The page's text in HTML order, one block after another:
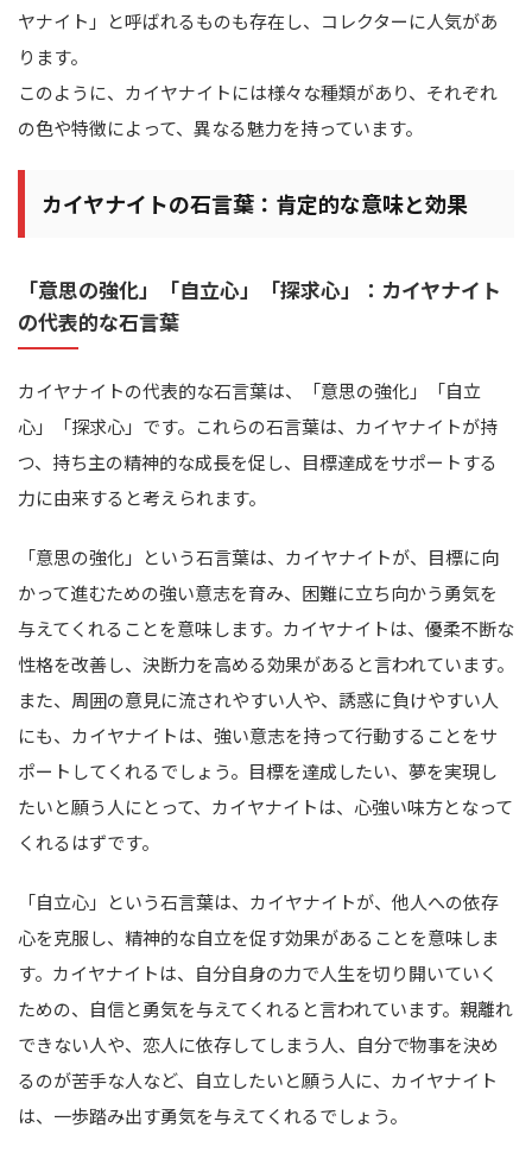
ヤナイト」と呼ばれるものも存在し、コレクターに人気があ
ります。
このように、カイヤナイトには様々な種類があり、それぞれ
の色や特徴によって、異なる魅力を持っています。
カイヤナイトの石言葉：肯定的な意味と効果
「意思の強化」「自立心」「探求心」：カイヤナイト
の代表的な石言葉
カイヤナイトの代表的な石言葉は、「意思の強化」「自立
心」「探求心」です。これらの石言葉は、カイヤナイトが持
つ、持ち主の精神的な成長を促し、目標達成をサポートする
力に由来すると考えられます。
「意思の強化」という石言葉は、カイヤナイトが、目標に向
かって進むための強い意志を育み、困難に立ち向かう勇気を
与えてくれることを意味します。カイヤナイトは、優柔不断な
性格を改善し、決断力を高める効果があると言われています。
また、周囲の意見に流されやすい人や、誘惑に負けやすい人
にも、カイヤナイトは、強い意志を持って行動することをサ
ポートしてくれるでしょう。目標を達成したい、夢を実現し
たいと願う人にとって、カイヤナイトは、心強い味方となって
くれるはずです。
「自立心」という石言葉は、カイヤナイトが、他人への依存
心を克服し、精神的な自立を促す効果があることを意味しま
す。カイヤナイトは、自分自身の力で人生を切り開いていく
ための、自信と勇気を与えてくれると言われています。親離れ
できない人や、恋人に依存してしまう人、自分で物事を決め
るのが苦手な人など、自立したいと願う人に、カイヤナイト
は、一歩踏み出す勇気を与えてくれるでしょう。